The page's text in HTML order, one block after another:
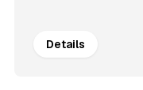
Details